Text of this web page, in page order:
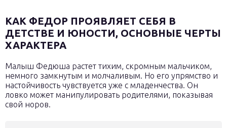
КАК ФЕДОР ПРОЯВЛЯЕТ СЕБЯ В
ДЕТСТВЕ И ЮНОСТИ, ОСНОВНЫЕ ЧЕРТЫ
ХАРАКТЕРА
Малыш Федюша растет тихим, скромным мальчиком,
немного замкнутым и молчаливым. Но его упрямство и
настойчивость чувствуется уже с младенчества. Он
ловко может манипулировать родителями, показывая
свой норов.